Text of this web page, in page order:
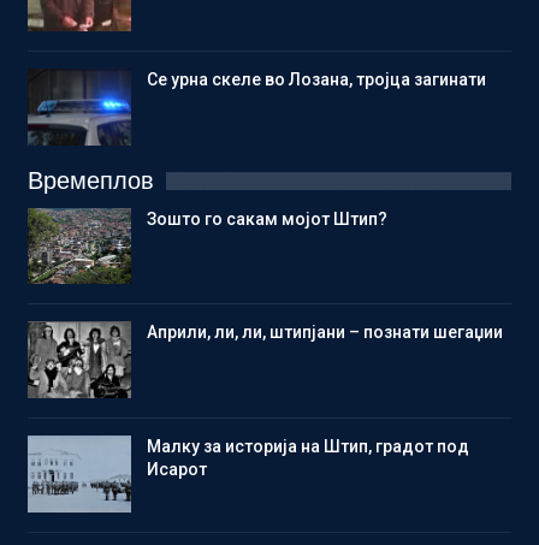
Се урна скеле во Лозана, тројца загинати
Времеплов
Зошто го сакам мојот Штип?
Aприли, ли, ли, штипјани – познати шегаџии
Малку за историја на Штип, градот под
Исарот